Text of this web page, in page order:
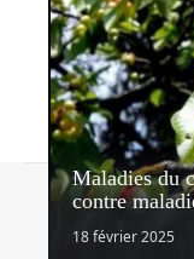
Maladies du
contre
18 février 2025
©
Contact